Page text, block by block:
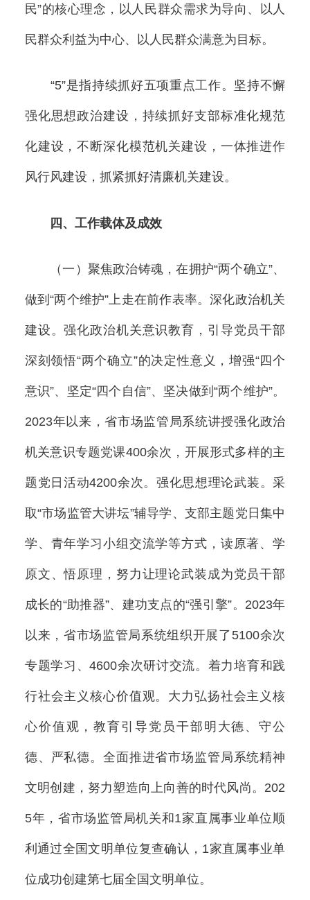
民”的核心理念，以人民群众需求为导向、以人
民群众利益为中心、以人民群众满意为目标。
“5”是指持续抓好五项重点工作。坚持不懈
强化思想政治建设，持续抓好支部标准化规范
化建设，不断深化模范机关建设，一体推进作
风行风建设，抓紧抓好清廉机关建设。
四、工作载体及成效
（一）聚焦政治铸魂，在拥护“两个确立”、
做到“两个维护”上走在前作表率。深化政治机关
建设。强化政治机关意识教育，引导党员干部
深刻领悟“两个确立”的决定性意义，增强“四个
意识”、坚定“四个自信”、坚决做到“两个维护”。
2023年以来，省市场监管局系统讲授强化政治
机关意识专题党课400余次，开展形式多样的主
题党日活动4200余次。强化思想理论武装。采
取“市场监管大讲坛”辅导学、支部主题党日集中
学、青年学习小组交流学等方式，读原著、学
原文、悟原理，努力让理论武装成为党员干部
成长的“助推器”、建功支点的“强引擎”。2023年
以来，省市场监管局系统组织开展了5100余次
专题学习、4600余次研讨交流。着力培育和践
行社会主义核心价值观。大力弘扬社会主义核
心价值观，教育引导党员干部明大德、守公
德、严私德。全面推进省市场监管局系统精神
文明创建，努力塑造向上向善的时代风尚。202
5年，省市场监管局机关和1家直属事业单位顺
利通过全国文明单位复查确认，1家直属事业单
位成功创建第七届全国文明单位。